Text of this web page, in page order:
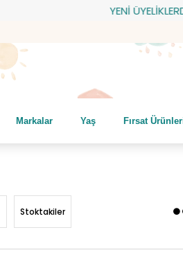
YENİ ÜYELİKLERDE
Markalar Yaş Fırsat
Stoktakiler